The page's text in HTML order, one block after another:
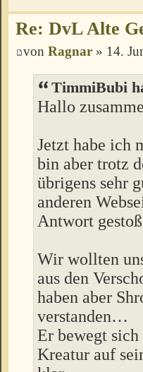
Re: DvL Alte
von Ragnar » 14.
TimmiBubi
Hallo
Jetzt habe ich
bin aber trotz
übrigens sehr
anderen
Antwort
Wir wollten
aus den
haben aber
verstanden…
Er bewegt
Kreatur auf